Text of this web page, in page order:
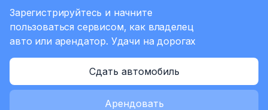
Зарегистрируйтесь и начните
пользоваться сервисом, как владелец
авто или арендатор. Удачи на дорогах
Сдать автомобиль
Арендовать